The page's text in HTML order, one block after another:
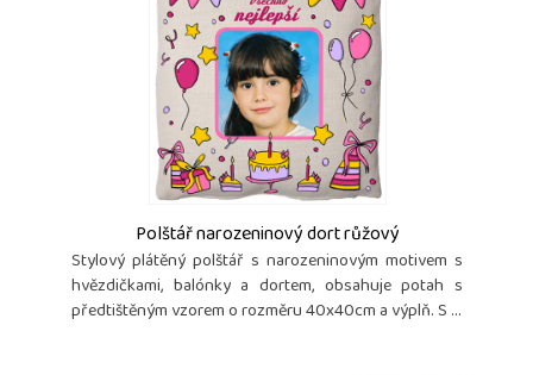
Polštář narozeninový dort růžový
Stylový plátěný polštář s narozeninovým motivem s
hvězdičkami, balónky a dortem, obsahuje potah s
předtištěným vzorem o rozměru 40x40cm a výplň. S ...